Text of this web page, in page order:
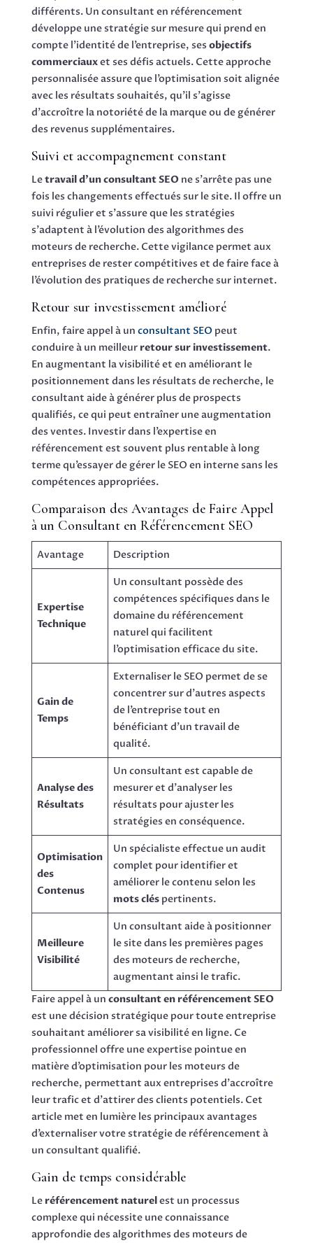
différents. Un consultant en référencement
développe une stratégie sur mesure qui prend en
compte l’identité de l’entreprise, ses objectifs
commerciauxet ses défis actuels. Cette approche
personnalisée assure que l’optimisation soit alignée
avec les résultats souhaités, qu’il s’agisse
d’accroître la notoriété de la marque ou de générer
des revenus supplémentaires.
Suivi et accompagnement constant
Letravail d’un consultant SEOne s’arrête pas une
fois les changements effectués sur le site. Il offre un
suivi régulier et s’assure que les stratégies
s’adaptent à l’évolution des algorithmes des
moteurs de recherche. Cette vigilance permet aux
entreprises de rester compétitives et de faire face à
l’évolution des pratiques de recherche sur internet.
Retour sur investissement amélioré
Enfin, faire appel à un consultant SEO peut
conduire à un meilleur retour sur investissement.
En augmentant la visibilité et en améliorant le
positionnement dans les résultats de recherche, le
consultant aide à générer plus de prospects
qualifiés, ce qui peut entraîner une augmentation
des ventes. Investir dans l’expertise en
référencement est souvent plus rentable à long
terme qu’essayer de gérer le SEO en interne sans les
compétences appropriées.
Comparaison des Avantages de Faire Appel
à un Consultant en Référencement SEO
Avantage Description
Expertise
Technique
Un consultant possède des
compétences spécifiques dans le
domaine du référencement
naturel qui facilitent
l’optimisation efficace du site.
Gain de
Temps
Externaliser le SEO permet de se
concentrer sur d’autres aspects
de l’entreprise tout en
bénéficiant d’un travail de
qualité.
Analyse des
Résultats
Un consultant est capable de
mesurer et d’analyser les
résultats pour ajuster les
stratégies en conséquence.
Optimisation
des
Contenus
Un spécialiste effectue un audit
complet pour identifier et
améliorer le contenu selon les
mots cléspertinents.
Meilleure
Visibilité
Un consultant aide à positionner
le site dans les premières pages
des moteurs de recherche,
augmentant ainsi le trafic.
Faire appel à un consultant en référencement SEO
est une décision stratégique pour toute entreprise
souhaitant améliorer sa visibilité en ligne. Ce
professionnel offre une expertise pointue en
matière d’optimisation pour les moteurs de
recherche, permettant aux entreprises d’accroître
leur trafic et d’attirer des clients potentiels. Cet
article met en lumière les principaux avantages
d’externaliser votre stratégie de référencement à
un consultant qualifié.
Gain de temps considérable
Le référencement naturelest un processus
complexe qui nécessite une connaissance
approfondie des algorithmes des moteurs de